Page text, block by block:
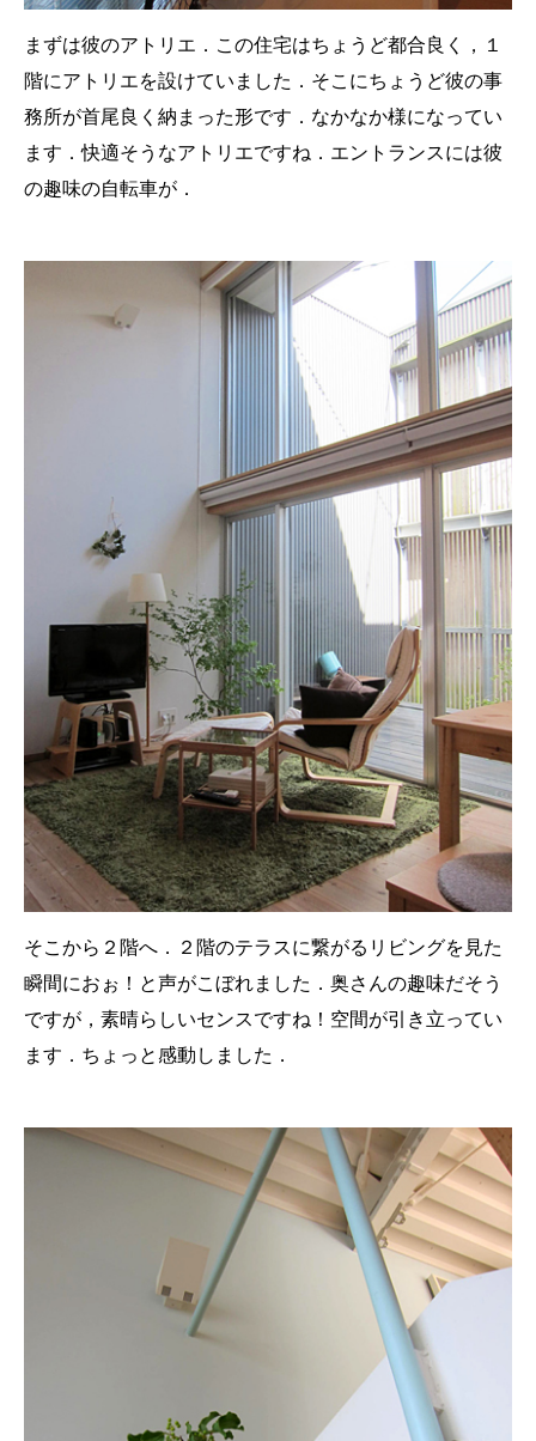
まずは彼のアトリエ．この住宅はちょうど都合良く，１
階にアトリエを設けていました．そこにちょうど彼の事
務所が首尾良く納まった形です．なかなか様になってい
ます．快適そうなアトリエですね．エントランスには彼
の趣味の自転車が．
そこから２階へ．２階のテラスに繋がるリビングを見た
瞬間におぉ！と声がこぼれました．奥さんの趣味だそう
ですが，素晴らしいセンスですね！空間が引き立ってい
ます．ちょっと感動しました．